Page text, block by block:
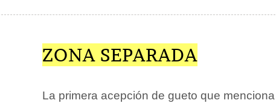
ZONA SEPARADA
La primera acepción de gueto que